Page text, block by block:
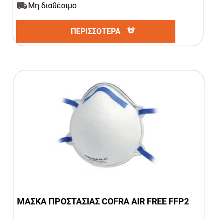
Μη διαθέσιμο
ΠΕΡΙΣΣΟΤΕΡΑ
ΜΑΣΚΑ ΠΡΟΣΤΑΣΙΑΣ COFRA AIR FREE FFP2